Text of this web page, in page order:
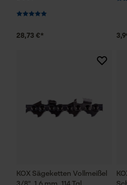
28,73 €*
KOX Sägeketten Vollmeißel